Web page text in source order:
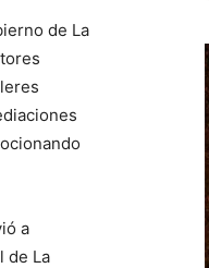
de La
a
de La